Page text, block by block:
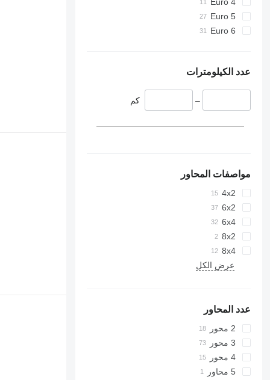
Euro 5
Euro 6
عدد الكيلومترات
– كم
مواصفات المحاور
4x2
6x2
6x4
8x2
8x4
عرض الكل
عدد المحاور
2 محور
3 محور
4 محور
5 محاور